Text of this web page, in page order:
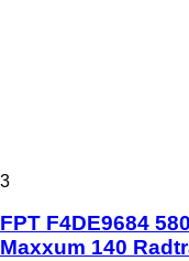
3
FPT F4DE9684
Maxxum 140